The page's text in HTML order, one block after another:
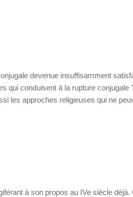
devenue insuffisamment
qui conduisent à la rupture conjugale
les approches religieuses qui ne
à son propos au IVe siècle déjà.